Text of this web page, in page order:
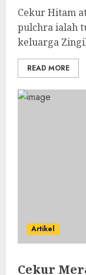
Cekur Hitam
pulchra ialah
keluarga
READ MORE
Artikel
Cekur